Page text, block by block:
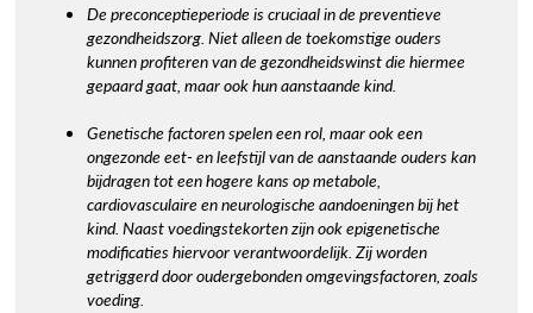
De preconceptieperiode is cruciaal in de preventieve
gezondheidszorg. Niet alleen de toekomstige ouders
kunnen profiteren van de gezondheidswinst die hiermee
gepaard gaat, maar ook hun aanstaande kind.
Genetische factoren spelen een rol, maar ook een
ongezonde eet- en leefstijl van de aanstaande ouders kan
bijdragen tot een hogere kans op metabole,
cardiovasculaire en neurologische aandoeningen bij het
kind. Naast voedingstekorten zijn ook epigenetische
modificaties hiervoor verantwoordelijk. Zij worden
getriggerd door oudergebonden omgevingsfactoren, zoals
voeding.